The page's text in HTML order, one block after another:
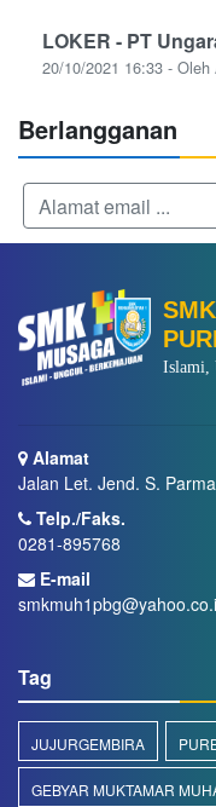
LOKER - PT
20/10/2021 16:33 -
Berlangganan
Islami,
Alamat
Jalan Let. Jend. S.
Telp./Faks.
0281-895768
E-mail
Tag
JUJURGEMBIRA
GEBYAR MUKTAMAR